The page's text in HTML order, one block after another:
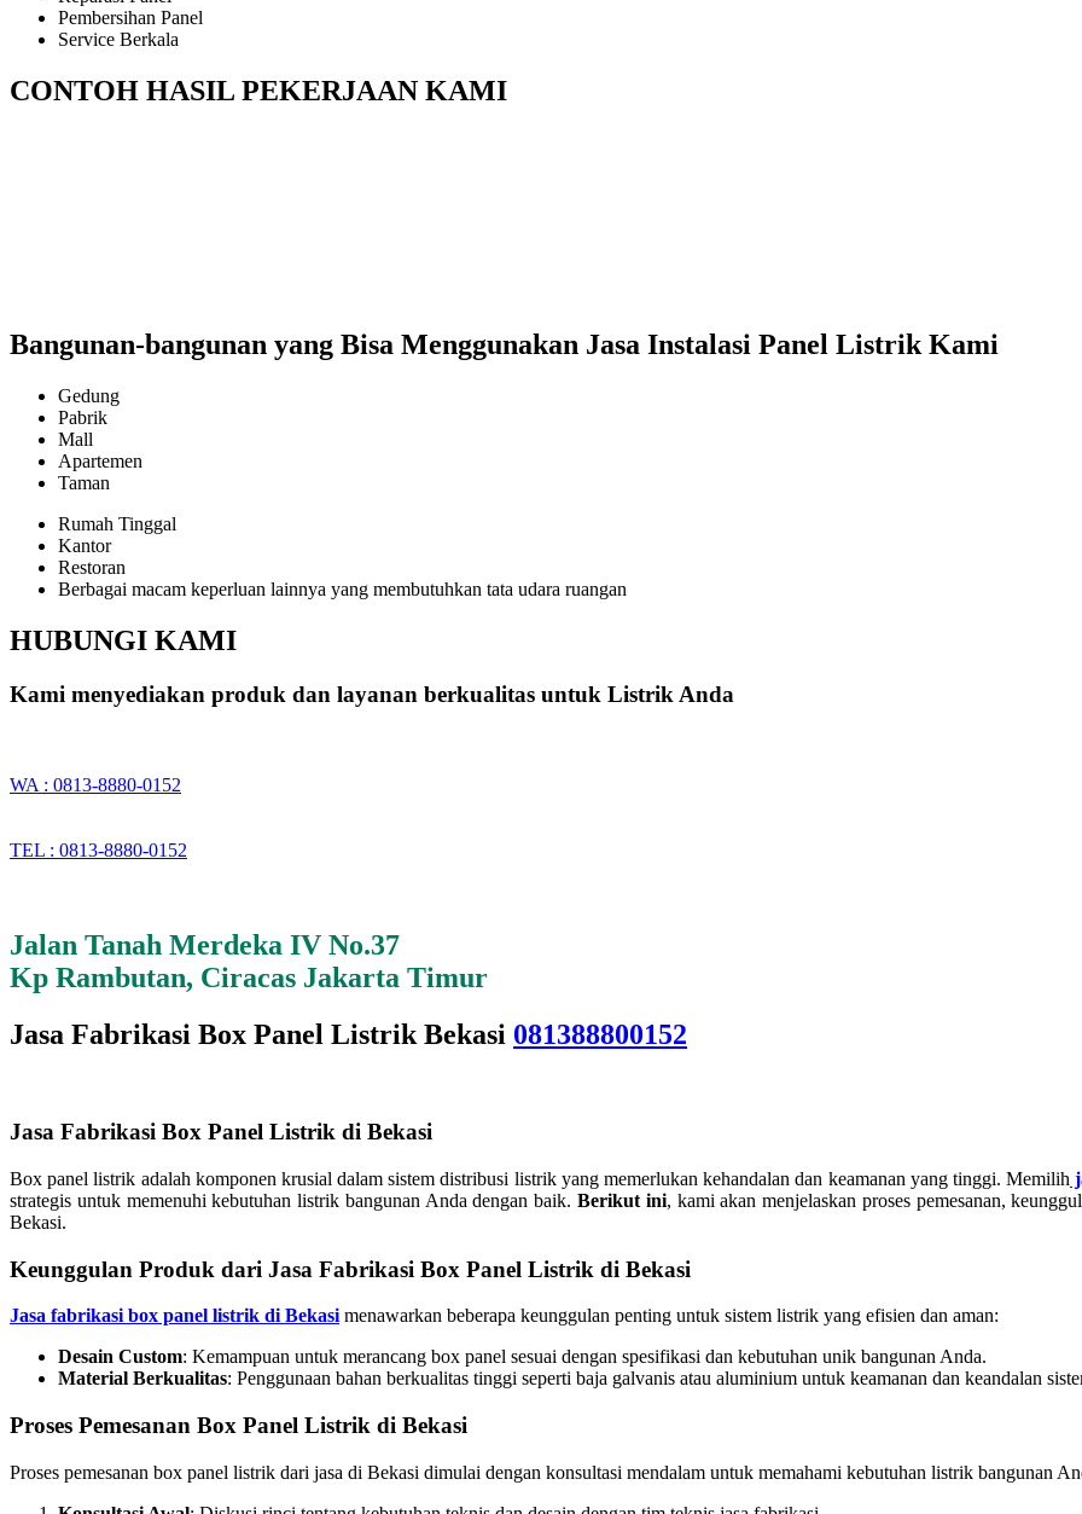
Pembersihan Panel
Service Berkala
CONTOH HASIL PEKERJAAN KAMI
Bangunan-bangunan yang Bisa Menggunakan Jasa Instalasi Panel Listrik Kami
Gedung
Pabrik
Mall
Apartemen
Taman
Rumah Tinggal
Kantor
Restoran
Berbagai macam keperluan lainnya yang membutuhkan tata udara ruangan
HUBUNGI KAMI
Kami menyediakan produk dan layanan berkualitas untuk Listrik Anda
WA : 0813-8880-0152
TEL : 0813-8880-0152
Jalan Tanah Merdeka IV No.37
Kp Rambutan, Ciracas Jakarta Timur
Jasa Fabrikasi Box Panel Listrik Bekasi 081388800152
Jasa Fabrikasi Box Panel Listrik di Bekasi
Box panel listrik adalah komponen krusial dalam sistem distribusi listrik yang memerlukan kehandalan dan keamanan yang tinggi. Memilih
strategis untuk memenuhi kebutuhan listrik bangunan Anda dengan baik. Berikut ini, kami akan menjelaskan proses pemesanan,
Bekasi.
Keunggulan Produk dari Jasa Fabrikasi Box Panel Listrik di Bekasi
Jasa fabrikasi box panel listrik di Bekasimenawarkan beberapa keunggulan penting untuk sistem listrik yang efisien dan aman:
Desain Custom: Kemampuan untuk merancang box panel sesuai dengan spesifikasi dan kebutuhan unik bangunan Anda.
Material Berkualitas: Penggunaan bahan berkualitas tinggi seperti baja galvanis atau aluminium untuk keamanan dan keandalan
Proses Pemesanan Box Panel Listrik di Bekasi
Proses pemesanan box panel listrik dari jasa di Bekasi dimulai dengan konsultasi mendalam untuk memahami kebutuhan listrik bangunan